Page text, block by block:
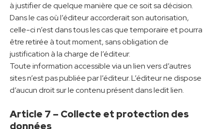
à justifier de quelque manière que ce soit sa décision.
Dans le cas où l’éditeur accorderait son autorisation,
celle-ci n’est dans tous les cas que temporaire et pourra
être retirée à tout moment, sans obligation de
justification à la charge de l’éditeur.
Toute information accessible via un lien vers d’autres
sites n’est pas publiée par l’éditeur. L’éditeur ne dispose
d’aucun droit sur le contenu présent dans ledit lien.
Article 7 – Collecte et protection des
données